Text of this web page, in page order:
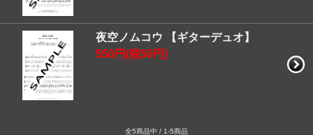
夜空ノムコウ 【ギターデュオ】
550円(税50円)
全5商品中 / 1-5商品